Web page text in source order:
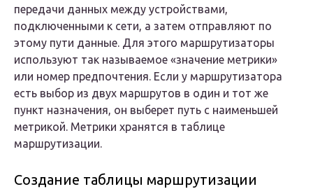
передачи данных между устройствами,
подключенными к сети, а затем отправляют по
этому пути данные. Для этого маршрутизаторы
используют так называемое «значение метрики»
или номер предпочтения. Если у маршрутизатора
есть выбор из двух маршрутов в один и тот же
пункт назначения, он выберет путь с наименьшей
метрикой. Метрики хранятся в таблице
маршрутизации.
Создание таблицы маршрутизации